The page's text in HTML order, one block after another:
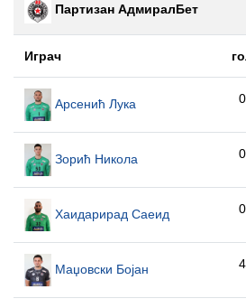
Партизан АдмиралБет
Играч
Арсенић Лука 0
Зорић Никола 0
Хаидарирад Саеид 0
Маџовски Бојан 4